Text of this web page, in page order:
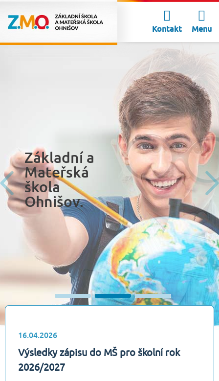
Menu
Kontakt
Základní a
Mateřská
škola
Ohnišov.
Základní a
Mateřská
škola
Ohnišov.
16.04.2026
Výsledky zápisu do MŠ pro školní rok
2026/2027